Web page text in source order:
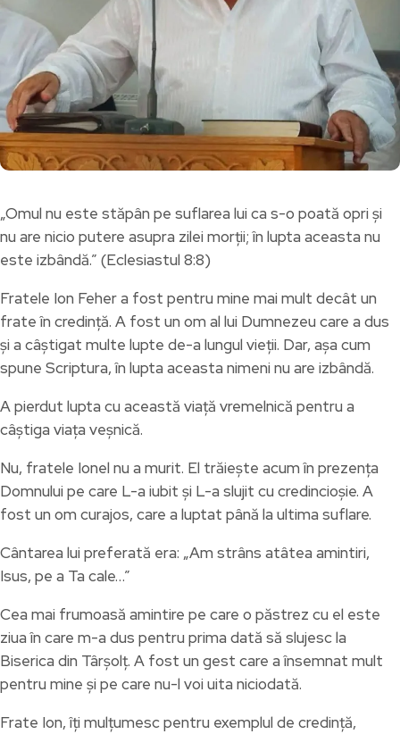
„Omul nu este stăpân pe suflarea lui ca s-o poată opri și
nu are nicio putere asupra zilei morții; în lupta aceasta nu
este izbândă.” (Eclesiastul 8:8)
Fratele Ion Feher a fost pentru mine mai mult decât un
frate în credință. A fost un om al lui Dumnezeu care a dus
și a câștigat multe lupte de-a lungul vieții. Dar, așa cum
spune Scriptura, în lupta aceasta nimeni nu are izbândă.
A pierdut lupta cu această viață vremelnică pentru a
câștiga viața veșnică.
Nu, fratele Ionel nu a murit. El trăiește acum în prezența
Domnului pe care L-a iubit și L-a slujit cu credincioșie. A
fost un om curajos, care a luptat până la ultima suflare.
Cântarea lui preferată era: „Am strâns atâtea amintiri,
Isus, pe a Ta cale…”
Cea mai frumoasă amintire pe care o păstrez cu el este
ziua în care m-a dus pentru prima dată să slujesc la
Biserica din Târșolț. A fost un gest care a însemnat mult
pentru mine și pe care nu-l voi uita niciodată.
Frate Ion, îți mulțumesc pentru exemplul de credință,